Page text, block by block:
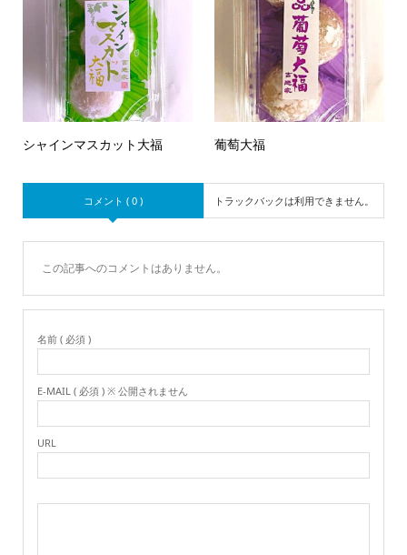
シャインマスカット大福 葡萄大福
コメント ( 0 ) トラックバックは利用できません。
この記事へのコメントはありません。
名前 ( 必須 )
E-MAIL ( 必須 ) ※ 公開されません
URL